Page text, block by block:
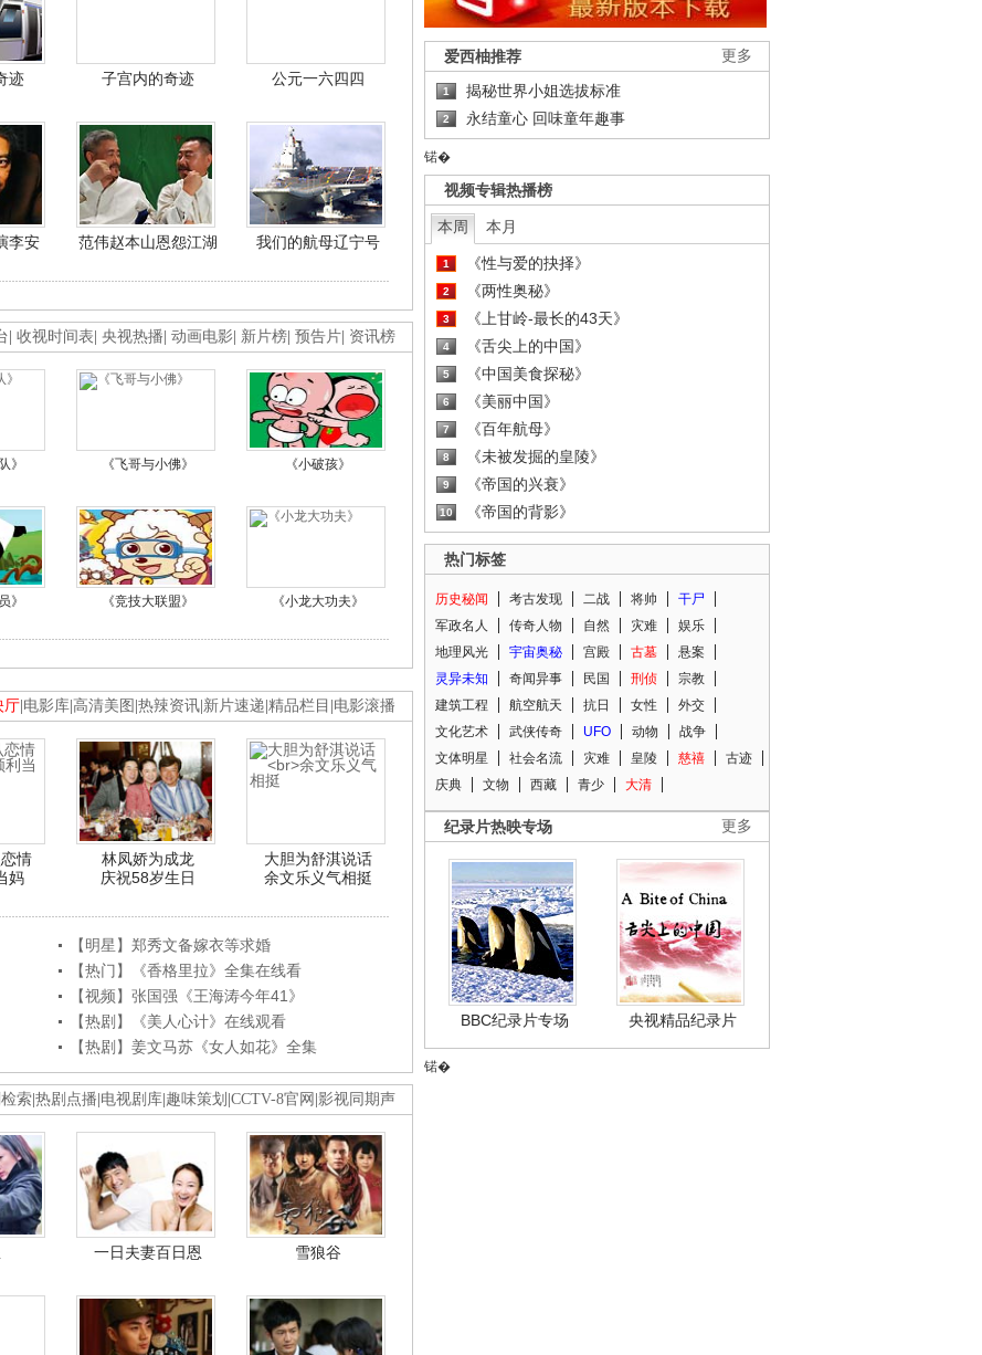
迹 子宫内的奇迹 公元一六四四
李安 范伟赵本山恩怨江湖 我们的航母辽宁号
收视时间表 央视热播 动画电影 新片榜 预告片 资讯榜
》 《飞哥与小佛》 《小破孩》
》 《竞技大联盟》 《小龙大功夫》
厅 电影库 高清美图 热辣资讯 新片速递 精品栏目 电影滚播
情
妈
林凤娇为成龙
庆祝58岁生日
大胆为舒淇说话
余文乐义气相挺
【明星】郑秀文备嫁衣等求婚
【热门】《香格里拉》全集在线看
【视频】张国强《王海涛今年41》
【热剧】《美人心计》在线观看
【热剧】姜文马苏《女人如花》全集
索 热剧点播 电视剧库 趣味策划 CCTV-8官网 影视同期声
一日夫妻百日恩 雪狼谷
更多
爱西柚推荐
1 揭秘世界小姐选拔标准
2 永结童心 回味童年趣事
锘�
视频专辑热播榜
本周 本月
1 《性与爱的抉择》
2 《两性奥秘》
3 《上甘岭-最长的43天》
4 《舌尖上的中国》
5 《中国美食探秘》
6 《美丽中国》
7 《百年航母》
8 《未被发掘的皇陵》
9 《帝国的兴衰》
10 《帝国的背影》
热门标签
历史秘闻 考古发现 二战 将帅
干尸
军政名人
传奇人物 自然 灾难
娱乐
地理风光
宇宙奥秘 宫殿 古墓
悬案
灵异未知
奇闻异事 民国 刑侦
宗教
建筑工程
航空航天 抗日 女性
外交
文化艺术
武侠传奇 UFO 动物
战争
文体明星
社会名流 灾难 皇陵 慈禧
古迹
庆典
文物 西藏 青少 大清
更多
纪录片热映专场
BBC纪录片专场 央视精品纪录片
锘�